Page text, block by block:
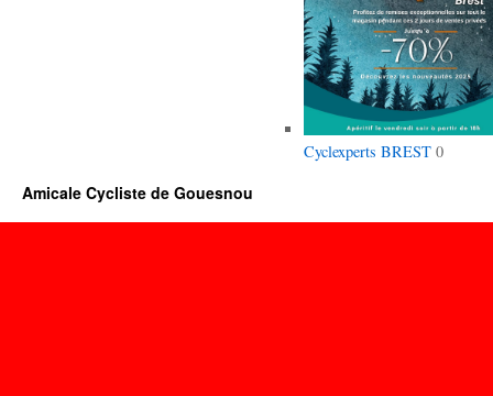
Cyclexperts BREST0
Amicale Cycliste de Gouesnou